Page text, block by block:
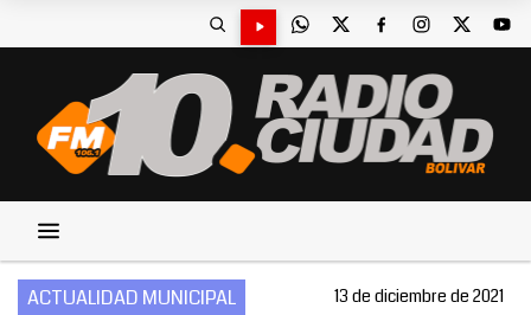
ACTUALIDAD MUNICIPAL 13 de diciembre de 2021